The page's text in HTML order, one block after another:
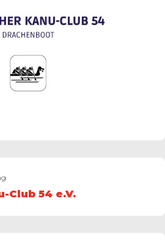
Club 54 e.V.